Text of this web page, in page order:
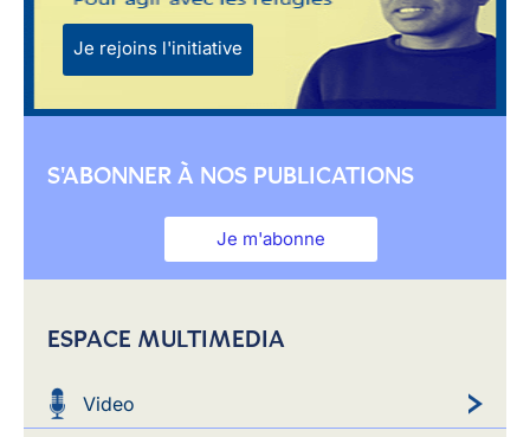
Je rejoins l'initiative
S'ABONNER À NOS PUBLICATIONS
Je m'abonne
ESPACE MULTIMEDIA
Video